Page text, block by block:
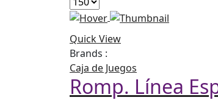
Quick View
Brands :
Caja de Juegos
Romp. Línea